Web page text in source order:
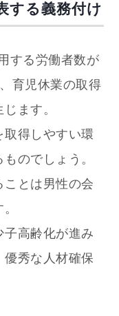
する義務付け
する労働者数が
育児休業の取得
ます。
取得しやすい環
のでしょう。
とは男性の会
子高齢化が進み
秀な人材確保